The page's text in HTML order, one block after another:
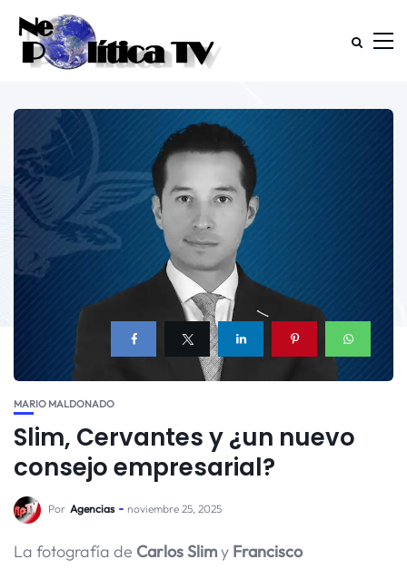
MARIO MALDONADO
Slim, Cervantes y ¿un nuevo
consejo empresarial?
Por Agencias noviembre 25, 2025
La fotografía de Carlos Slimy Francisco